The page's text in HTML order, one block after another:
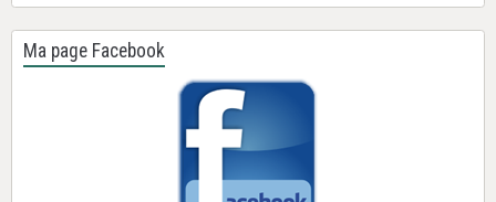
Ma page Facebook